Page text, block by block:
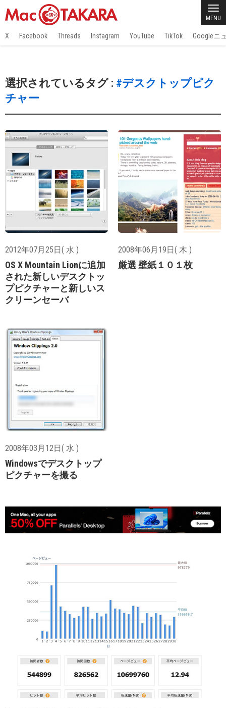
MENU
X Facebook Threads Instagram YouTube TikTok Googleニ
選択されているタグ : #デスクトップピク
チャー
2012年07月25日( 水 )
OS X Mountain Lionに追加
された新しいデスクトッ
プピクチャーと新しいス
クリーンセーバ
2008年06月19日( 木 )
厳選 壁紙１０１枚
2008年03月12日( 水 )
Windowsでデスクトップ
ピクチャーを撮る